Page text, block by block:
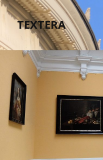
TEXTERA